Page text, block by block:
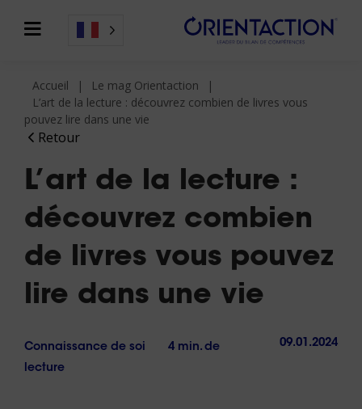
Retour
Accueil
Le mag Orientaction
L’art de la lecture : découvrez combien de livres vous
pouvez lire dans une vie
L’art de la lecture :
découvrez combien
de livres vous pouvez
lire dans une vie
Connaissance de soi
4 min. de
lecture
09.01.2024